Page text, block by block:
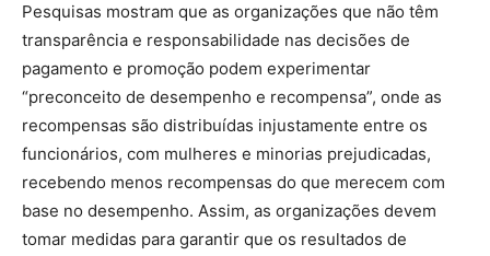
Pesquisas mostram que as organizações que não têm
transparência e responsabilidade nas decisões de
pagamento e promoção podem experimentar
“preconceito de desempenho e recompensa”, onde as
recompensas são distribuídas injustamente entre os
funcionários, com mulheres e minorias prejudicadas,
recebendo menos recompensas do que merecem com
base no desempenho. Assim, as organizações devem
tomar medidas para garantir que os resultados de